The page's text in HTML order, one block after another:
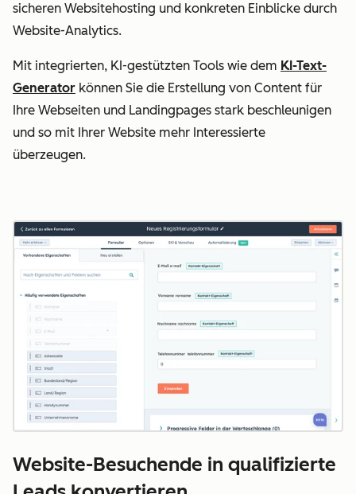
sicheren Websitehosting und konkreten Einblicke durch
Website-Analytics.
Mit integrierten, KI-gestützten Tools wie dem KI-Text-
Generator können Sie die Erstellung von Content für
Ihre Webseiten und Landingpages stark beschleunigen
und so mit Ihrer Website mehr Interessierte
überzeugen.
Website-Besuchende in qualifizierte